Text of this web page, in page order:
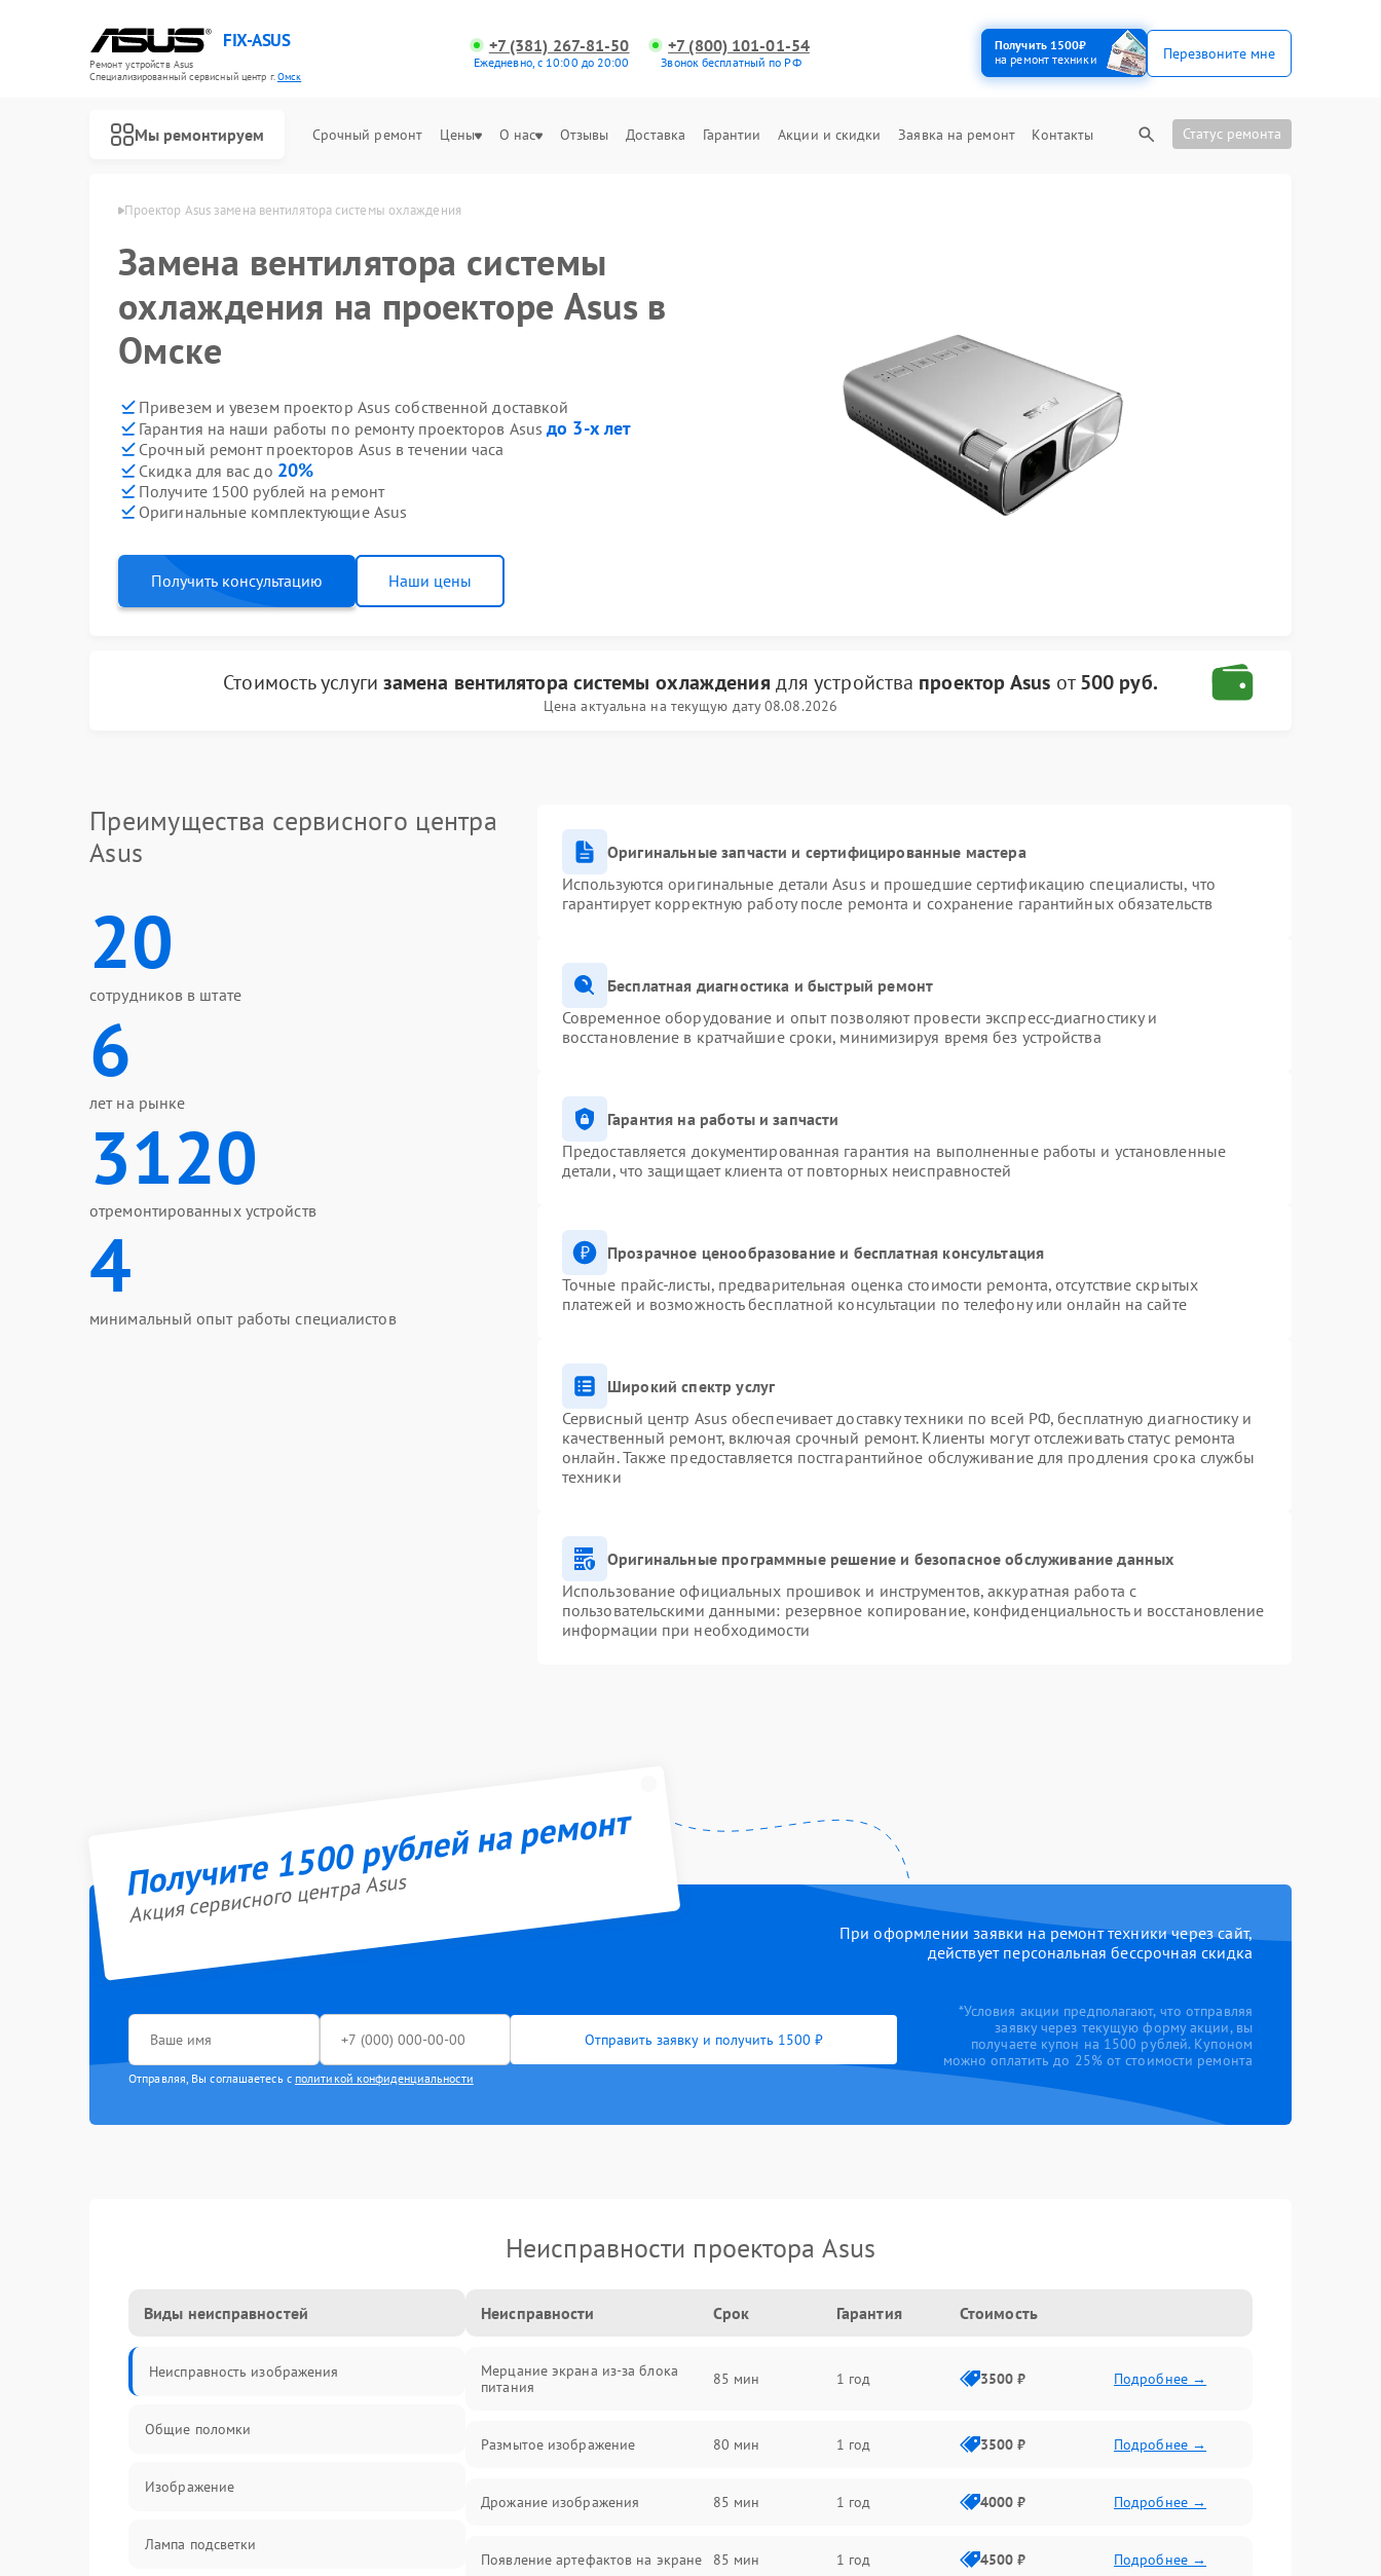
FIX-ASUS
Ремонт устройств Asus
Специализированный cервисный центр г.Омск
+7 (381) 267-81-50
Ежедневно, с 10:00 до 20:00
+7 (800) 101-01-54
Звонок бесплатный по РФ
Получить 1500₽
на ремонт техники
Перезвоните мне
Мы ремонтируем Срочный ремонт Цены О нас Отзывы Доставка Гарантии Акции и скидки Заявка на ремонт Контакты Статус ремонта
Проектор Asus замена вентилятора системы охлаждения
Замена вентилятора системы
охлаждения на проекторе Asus в
Омске
Привезем и увезем проектор Asus собственной доставкой
Гарантия на наши работы по ремонту проекторов Asusдо 3-х лет
Срочный ремонт проекторов Asus в течении часа
Скидка для вас до 20%
Получите 1500 рублей на ремонт
Оригинальные комплектующие Asus
Получить консультацию Наши цены
Стоимость услуги замена вентилятора системы охлаждения для устройства проектор Asus от500 руб.
Цена актуальна на текущую дату 08.08.2026
Преимущества сервисного центра
Asus
20
сотрудников в штате
6
лет на рынке
3120
отремонтированных устройств
4
минимальный опыт работы специалистов
Оригинальные запчасти и сертифицированные мастера
Используются оригинальные детали Asus и прошедшие сертификацию специалисты, что
гарантирует корректную работу после ремонта и сохранение гарантийных обязательств
Бесплатная диагностика и быстрый ремонт
Современное оборудование и опыт позволяют провести экспресс-диагностику и
восстановление в кратчайшие сроки, минимизируя время без устройства
Гарантия на работы и запчасти
Предоставляется документированная гарантия на выполненные работы и установленные
детали, что защищает клиента от повторных неисправностей
Прозрачное ценообразование и бесплатная консультация
Точные прайс-листы, предварительная оценка стоимости ремонта, отсутствие скрытых
платежей и возможность бесплатной консультации по телефону или онлайн на сайте
Широкий спектр услуг
Сервисный центр Asus обеспечивает доставку техники по всей РФ, бесплатную диагностику и
качественный ремонт, включая срочный ремонт. Клиенты могут отслеживать статус ремонта
онлайн. Также предоставляется постгарантийное обслуживание для продления срока службы
техники
Оригинальные программные решение и безопасное обслуживание данных
Использование официальных прошивок и инструментов, аккуратная работа с
пользовательскими данными: резервное копирование, конфиденциальность и восстановление
информации при необходимости
Получите 1500 рублей на ремонт
Акция сервисного центра Asus
При оформлении заявки на ремонт техники через сайт,
действует персональная бессрочная скидка
Отправить заявку и получить 1500 ₽
Отправляя, Вы соглашаетесь с политикой конфиденциальности
*Условия акции предполагают, что отправляя
заявку через текущую форму акции, вы
получаете купон на 1500 рублей. Купоном
можно оплатить до 25% от стоимости ремонта
Неисправности проектора Asus
Виды неисправностей
Неисправность изображения
Общие поломки
Изображение
Лампа подсветки
Неисправности Срок Гарантия Стоимость
Мерцание экрана из-за блока
питания
85 мин 1 год 3500 ₽ Подробнее →
Размытое изображение 80 мин 1 год 3500 ₽ Подробнее →
Дрожание изображения 85 мин 1 год 4000 ₽ Подробнее →
Появление артефактов на экране 85 мин 1 год 4500 ₽ Подробнее →